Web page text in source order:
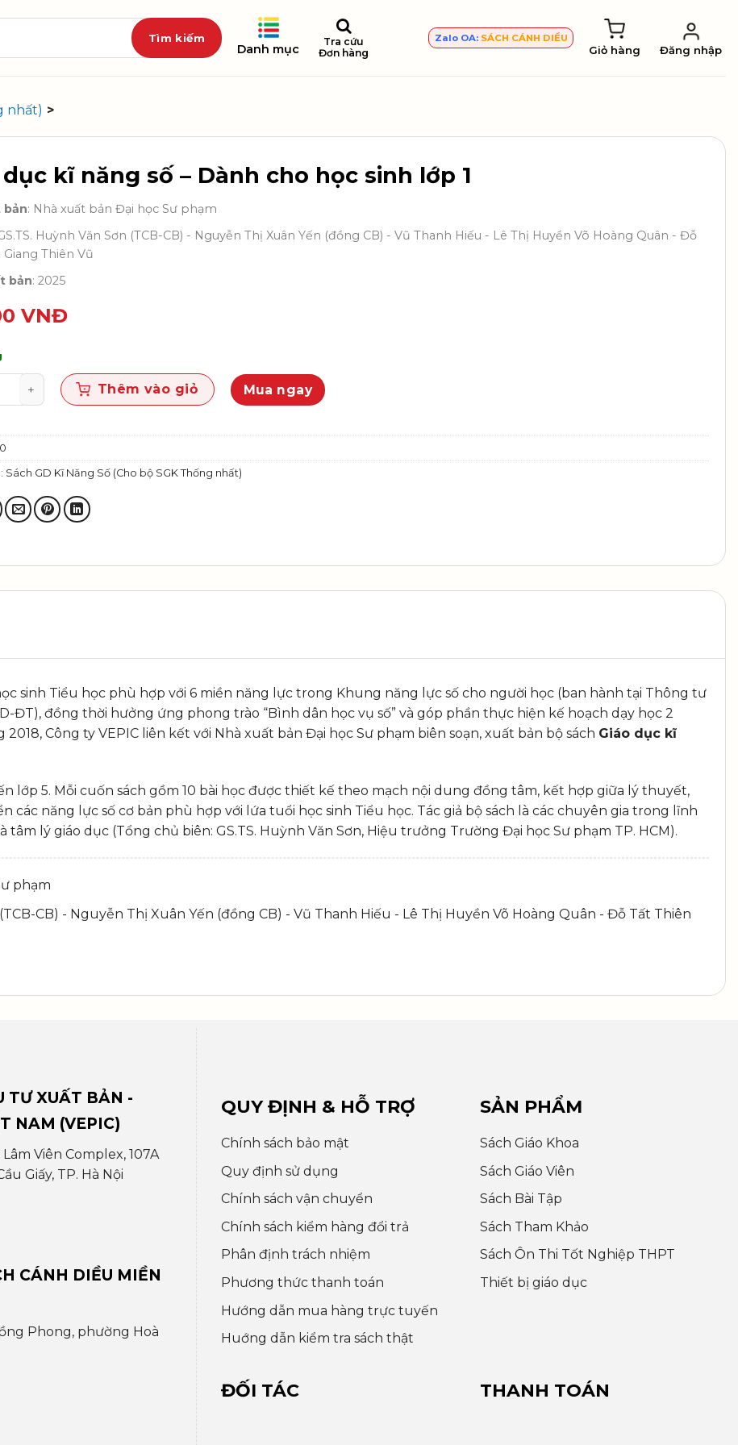
Danh mục
Tra cứu
Đơn hàng
Zalo OA: SÁCH CÁNH DIỀU
Giỏ hàng Đăng nhập
nhất) >
dục kĩ năng số – Dành cho học sinh lớp 1
bản: Nhà xuất bản Đại học Sư phạm
Huỳnh Văn Sơn (TCB-CB) - Nguyễn Thị Xuân Yến (đồng CB) - Vũ Thanh Hiếu - Lê Thị Huyền Võ Hoàng Quân - Đỗ
Giang Thiên Vũ
bản: 2025
VNĐ
kĩ năng số - Dành cho học sinh lớp 1 số lượng
Thêm vào giỏ Mua ngay
Sách GD Kĩ Năng Số (Cho bộ SGK Thống nhất)
sinh Tiểu học phù hợp với 6 miền năng lực trong Khung năng lực số cho người học (ban hành tại Thông tư
ĐT), đồng thời hưởng ứng phong trào “Bình dân học vụ số” và góp phần thực hiện kế hoạch dạy học 2
Công ty VEPIC liên kết với Nhà xuất bản Đại học Sư phạm biên soạn, xuất bản bộ sách Giáo dục kĩ
lớp 5. Mỗi cuốn sách gồm 10 bài học được thiết kế theo mạch nội dung đồng tâm, kết hợp giữa lý thuyết,
các năng lực số cơ bản phù hợp với lứa tuổi học sinh Tiểu học. Tác giả bộ sách là các chuyên gia trong lĩnh
lý giáo dục (Tổng chủ biên: GS.TS. Huỳnh Văn Sơn, Hiệu trưởng Trường Đại học Sư phạm TP. HCM).
phạm
CB) - Nguyễn Thị Xuân Yến (đồng CB) - Vũ Thanh Hiếu - Lê Thị Huyền Võ Hoàng Quân - Đỗ Tất Thiên
TƯ XUẤT BẢN -
NAM (VEPIC)
Viên Complex, 107A
Giấy, TP. Hà Nội
CÁNH DIỀU MIỀN
Phong, phường Hoà
QUY ĐỊNH & HỖ TRỢ
Chính sách bảo mật
Quy định sử dụng
Chính sách vận chuyển
Chính sách kiểm hàng đổi trả
Phân định trách nhiệm
Phương thức thanh toán
Hướng dẫn mua hàng trực tuyến
Huớng dẫn kiểm tra sách thật
SẢN PHẨM
Sách Giáo Khoa
Sách Giáo Viên
Sách Bài Tập
Sách Tham Khảo
Sách Ôn Thi Tốt Nghiệp THPT
Thiết bị giáo dục
ĐỐI TÁC THANH TOÁN